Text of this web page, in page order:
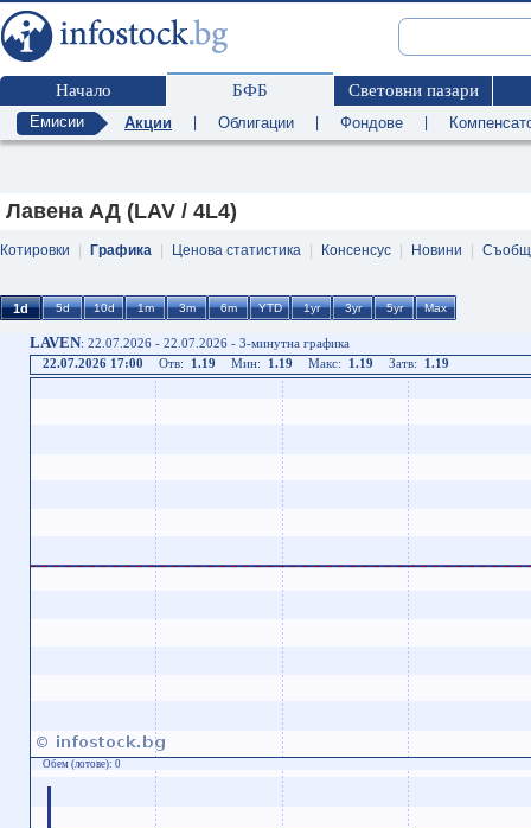
Начало БФБ Световни пазари
Емисии Акции Облигации Фондове
Лавена АД (LAV / 4L4)
Котировки Графика Ценова статистика Консенсус Новини
LAVEN: 22.07.2026 - 22.07.2026 - 3-минутна графика
22.07.2026 17:00
Отв: 1.19 Мин: 1.19 Макс: 1.19 Затв: 1.19
Обем (лотове): 0